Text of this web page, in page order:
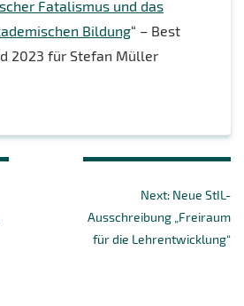
Fatalismus und das
Bildung“ – Best
2023 für Stefan Müller
Next: Next
post:
Neue StIL-
Ausschreibung „Freiraum
für die Lehrentwicklung“